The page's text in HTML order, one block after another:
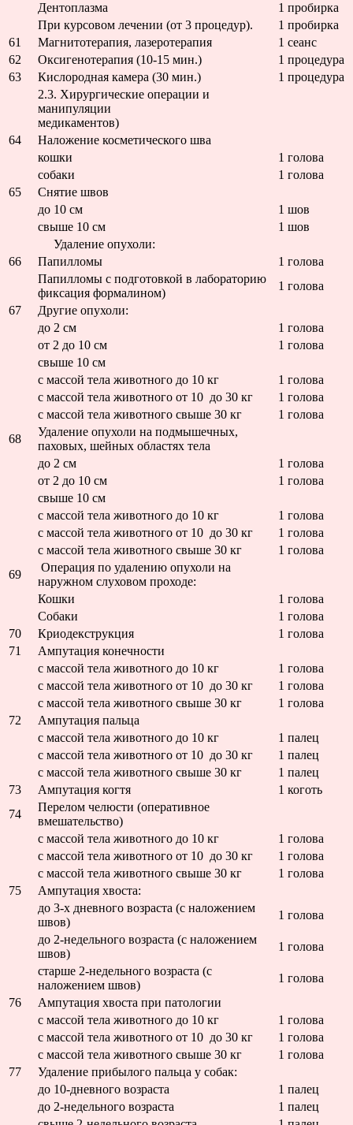
Дентоплазма
1 пробирка
При курсовом лечении (от 3 процедур).
1 пробирка
61
Магнитотерапия, лазеротерапия
1 сеанс
62
Оксигенотерапия (10-15 мин.)
1 процедура
63
Кислородная камера (30 мин.)
1 процедура
2.3. Хирургические операции и
манипуляции (без учета
медикаментов)
64
Наложение косметического шва
кошки
1 голова
собаки
1 голова
65
Снятие швов
до 10 см
1 шов
свыше 10 см
1 шов
Удаление опухоли:
66
Папилломы
1 голова
Папилломы с подготовкой в лабораторию
фиксация формалином)
1 голова
67
Другие опухоли:
до 2 см
1 голова
от 2 до 10 см
1 голова
свыше 10 см
с массой тела животного до 10 кг
1 голова
с массой тела животного от 10 до 30 кг
1 голова
с массой тела животного свыше 30 кг
1 голова
68
Удаление опухоли на подмышечных,
паховых, шейных областях тела
до 2 см
1 голова
от 2 до 10 см
1 голова
свыше 10 см
с массой тела животного до 10 кг
1 голова
с массой тела животного от 10 до 30 кг
1 голова
с массой тела животного свыше 30 кг
1 голова
69
Операция по удалению опухоли на
наружном слуховом проходе:
Кошки
1 голова
Собаки
1 голова
70
Криодекструкция
1 голова
71
Ампутация конечности
с массой тела животного до 10 кг
1 голова
с массой тела животного от 10 до 30 кг
1 голова
с массой тела животного свыше 30 кг
1 голова
72
Ампутация пальца
с массой тела животного до 10 кг
1 палец
с массой тела животного от 10 до 30 кг
1 палец
с массой тела животного свыше 30 кг
1 палец
73
Ампутация когтя
1 коготь
74
Перелом челюсти (оперативное
вмешательство)
с массой тела животного до 10 кг
1 голова
с массой тела животного от 10 до 30 кг
1 голова
с массой тела животного свыше 30 кг
1 голова
75
Ампутация хвоста:
до 3-х дневного возраста (с наложением
швов)
1 голова
до 2-недельного возраста (с наложением
швов)
1 голова
старше 2-недельного возраста (с
наложением швов)
1 голова
76
Ампутация хвоста при патологии
с массой тела животного до 10 кг
1 голова
с массой тела животного от 10 до 30 кг
1 голова
с массой тела животного свыше 30 кг
1 голова
77
Удаление прибылого пальца у собак:
до 10-дневного возраста
1 палец
до 2-недельного возраста
1 палец